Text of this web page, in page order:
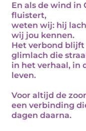
En als de wind in
fluistert,
weten wij: hij
wij jou kennen.
Het verbond
glimlach die
in het verhaal, in
leven.
Voor altijd de
een verbinding
dagen daarna.